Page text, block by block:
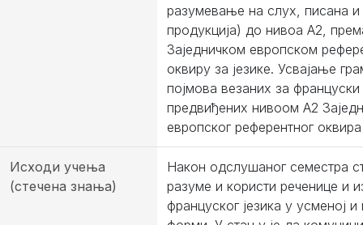
разумевање на слух, писана и
продукција) до нивоа А2,
Заједничком европском
оквиру за језике. Усвајање
појмова везаних за француски
предвиђених нивоом A2
европског референтног оквира
Исходи учења
(стечена знања)
Након одслушаног семестра
разуме и користи реченице и
француског језика у усменој и